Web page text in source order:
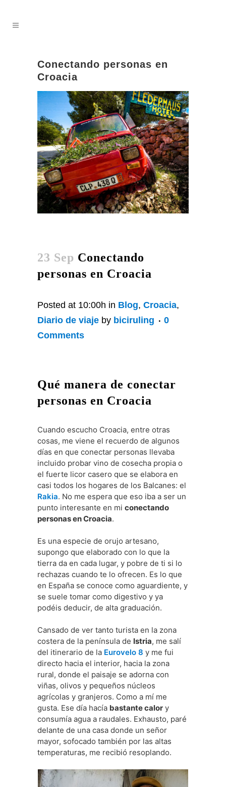
Conectando personas en
Croacia
23 Sep Conectando
personas en Croacia
Posted at 10:00h in Blog, Croacia,
Diario de viaje by biciruling
0
Comments
Qué manera de conectar
personas en Croacia
Cuando escucho Croacia, entre otras
cosas, me viene el recuerdo de algunos
días en que conectar personas llevaba
incluido probar vino de cosecha propia o
el fuerte licor casero que se elabora en
casi todos los hogares de los Balcanes: el
Rakia. No me espera que eso iba a ser un
punto interesante en mi conectando
personas en Croacia.
Es una especie de orujo artesano,
supongo que elaborado con lo que la
tierra da en cada lugar, y pobre de ti si lo
rechazas cuando te lo ofrecen. Es lo que
en España se conoce como aguardiente, y
se suele tomar como digestivo y ya
podéis deducir, de alta graduación.
Cansado de ver tanto turista en la zona
costera de la península de Istria, me salí
del itinerario de la Eurovelo 8 y me fui
directo hacia el interior, hacia la zona
rural, donde el paisaje se adorna con
viñas, olivos y pequeños núcleos
agrícolas y granjeros. Como a mí me
gusta. Ese día hacía bastante calor y
consumía agua a raudales. Exhausto, paré
delante de una casa donde un señor
mayor, sofocado también por las altas
temperaturas, me recibió resoplando.